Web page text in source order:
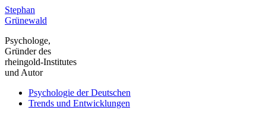
Zum
Inhalt
Stephan
Grünewald
Psychologe,
Gründer des
rheingold-Institutes
und Autor
Psychologie der Deutschen
Trends und Entwicklungen